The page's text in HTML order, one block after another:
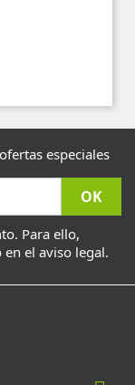
especiales
Para ello,
el aviso legal.